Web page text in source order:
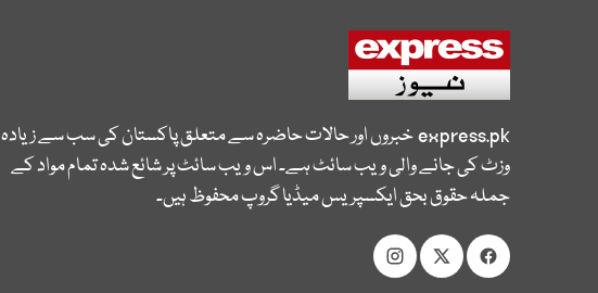
express.pkخبروں اور حالات حاضرہ سے متعلق پاکستان کی سب سے زیادہ
وزٹ کی جانے والی ویب سائٹ ہے۔ اس ویب سائٹ پر شائع شدہ تمام مواد کے
جملہ حقوق بحق ایکسپریس میڈیا گروپ محفوظ ہیں۔